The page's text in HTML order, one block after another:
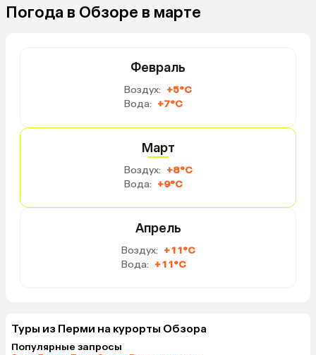
Погода в Обзоре в марте
Февраль
Воздух: +5°C
Вода: +7°C
Март
Воздух: +8°C
Вода: +9°C
Апрель
Воздух: +11°C
Вода: +11°C
Туры из Перми на курорты Обзора
Популярные запросы